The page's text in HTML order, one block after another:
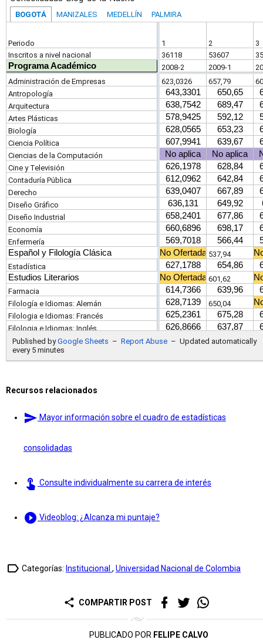
Recursos relacionados
send Mayor información sobre el cuadro de estadísticas
consolidadas
touch_app Consulte individualmente su carrera de interés
play_circle_filled Videoblog: ¿Alcanza mi puntaje?
label_outline Categorías: Institucional , Universidad Nacional de Colombia
share COMPARTIR POST
PUBLICADO POR FELIPE CALVO